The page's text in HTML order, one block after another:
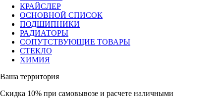
КРАЙСЛЕР
ОСНОВНОЙ СПИСОК
ПОДШИПНИКИ
РАДИАТОРЫ
СОПУТСТВУЮЩИЕ ТОВАРЫ
СТЕКЛО
ХИМИЯ
Ваша территория
Скидка 10% при самовывозе и расчете наличными